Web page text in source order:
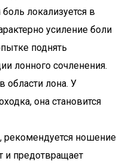
локализуется в
усиление боли
поднять
лонного сочленения.
области лона. У
она становится
рекомендуется ношение
и предотвращает